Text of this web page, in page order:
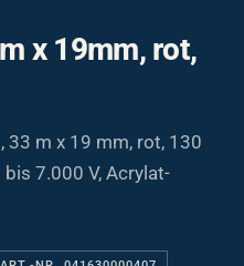
x 19mm, rot,
m x 19 mm, rot, 130
7.000 V, Acrylat-